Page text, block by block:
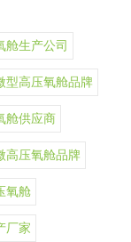
舱生产公司
型高压氧舱品牌
舱供应商
高压氧舱品牌
氧舱
厂家